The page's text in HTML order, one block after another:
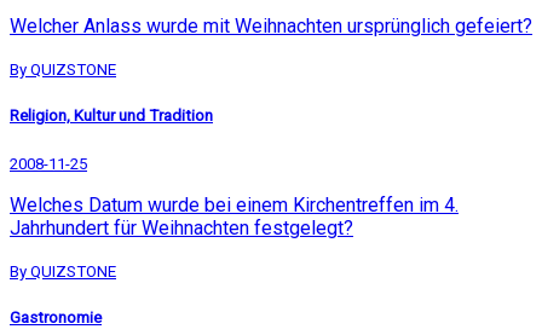
Welcher Anlass wurde mit Weihnachten ursprünglich gefeiert?
By QUIZSTONE
Religion, Kultur und Tradition
2008-11-25
Welches Datum wurde bei einem Kirchentreffen im 4.
Jahrhundert für Weihnachten festgelegt?
By QUIZSTONE
Gastronomie